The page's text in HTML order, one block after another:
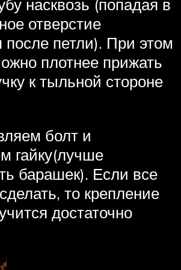
насквозь (попадая в
отверстие
после петли). При этом
плотнее прижать
к тыльной стороне
болт и
гайку(лучше
барашек). Если все
то крепление
достаточно